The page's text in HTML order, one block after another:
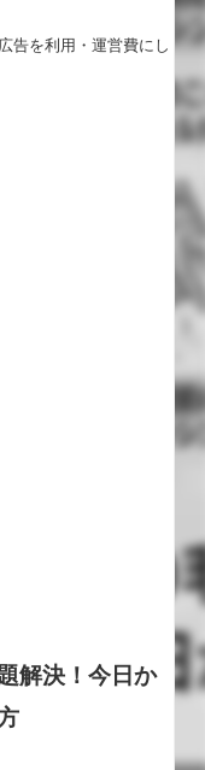
告を利用・運営費にし
解決！今日か